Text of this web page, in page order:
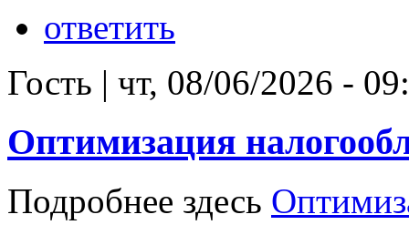
ответить
Гость | чт, 08/06/2026 -
Оптимизация
Подробнее здесь